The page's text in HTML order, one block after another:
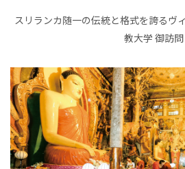
スリランカ随一の伝統と格式を誇るヴ
教大学 御訪問